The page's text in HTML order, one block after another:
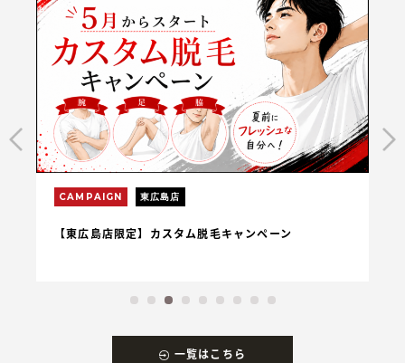
CAMPAIGN 東広島店
【東広島店限定】カスタム脱毛キャンペーン
一覧はこちら